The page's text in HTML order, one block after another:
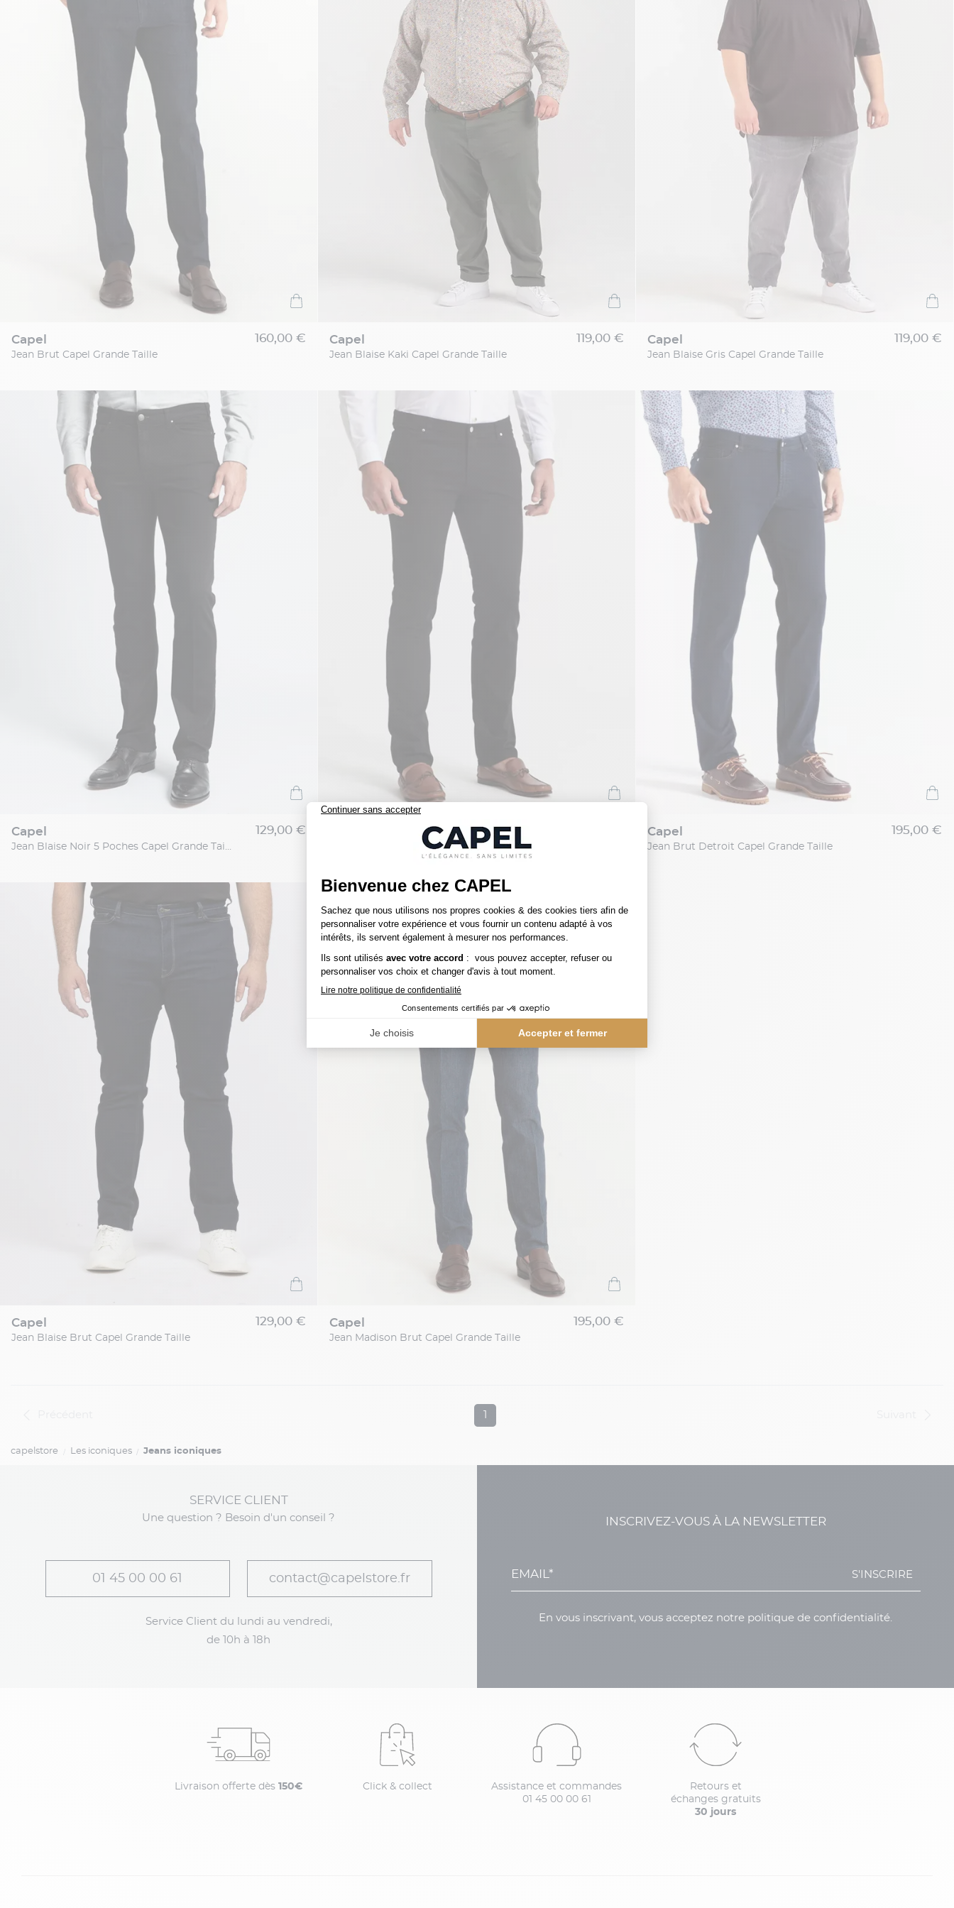
capel
Jean Brut Capel Grande Taille
160,00 € capel
Jean Blaise Kaki Capel Grande Taille
119,00 € capel
Jean Blaise Gris Capel Grande Taille
119,00 €
capel 129,00 €
Jean Detroit Noir Capel Grande Taille
capel
Jean Brut Detroit Capel Grande Taille
195,00 €
capel
Jean Blaise Brut Capel Grande Taille
129,00 € capel
Jean Madison Brut Capel Grande Taille
195,00 €
capelstore Les iconiques Jeans iconiques
SERVICE CLIENT
Une question ? Besoin d'un conseil ?
01 45 00 00 61 contact@capelstore.fr
Service Client du lundi au vendredi,
de 10h à 18h
INSCRIVEZ-VOUS À LA NEWSLETTER
S'INSCRIRE
En vous inscrivant, vous acceptez notre politique de confidentialité.
Livraison offerte dès 150€ Click & collect
Assistance et commandes
01 45 00 00 61
Retours et
échanges gratuits
30 jours